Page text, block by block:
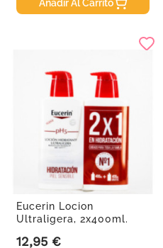
Añadir Al Carrito
Eucerin Locion
Ultraligera, 2x400ml.
Precio
12,95 €